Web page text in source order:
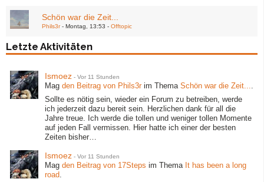
Schön war die Zeit...
Phils3r Montag, 13:53 Offtopic
Letzte Aktivitäten
Ismoez - Vor 11 Stunden
Mag den Beitrag von Phils3r im Thema Schön war die Zeit....
Sollte es nötig sein, wieder ein Forum zu betreiben, werde
ich jederzeit dazu bereit sein. Herzlichen dank für all die
Jahre treue. Ich werde die tollen und weniger tollen Momente
auf jeden Fall vermissen. Hier hatte ich einer der besten
Zeiten bisher…
Ismoez - Vor 11 Stunden
Mag den Beitrag von 17Steps im Thema It has been a long
road.